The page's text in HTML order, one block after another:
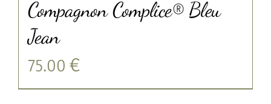
Compagnon Complice® Bleu
Jean
75.00 €